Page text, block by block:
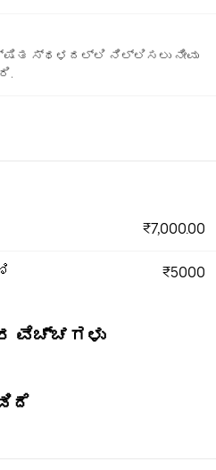
ಸ್ಥಳದಲ್ಲಿ ನಿಲ್ಲಿಸಲು ನೀವು
₹7,000.00
₹5000
ವೆಚ್ಚಗಳು